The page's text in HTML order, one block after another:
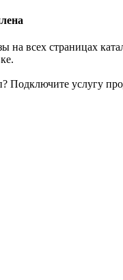
на всех страницах
Подключите услугу